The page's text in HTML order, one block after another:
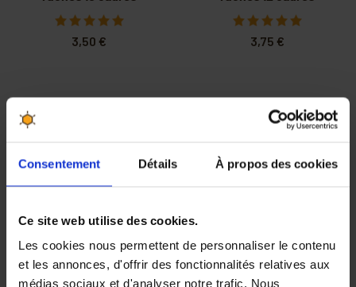
Consentement Détails À propos des cookies
Ce site web utilise des cookies.
Les cookies nous permettent de personnaliser le contenu
et les annonces, d'offrir des fonctionnalités relatives aux
médias sociaux et d'analyser notre trafic. Nous
3,50 € 3,75 €
PRIX DEGRESSIF
Couvre-cadres
-20%
Couvre-cadres